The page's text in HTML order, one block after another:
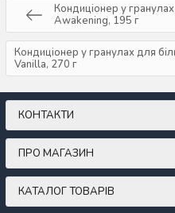
Кондиціонер у
Awakening, 195 г
Кондиціонер у гранулах для
Vanilla, 270 г
КОНТАКТИ
ПРО МАГАЗИН
КАТАЛОГ ТОВАРІВ